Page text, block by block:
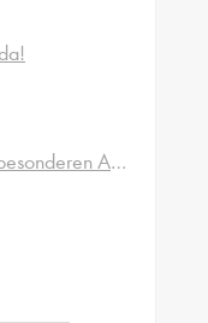
Männerhaut und -haar